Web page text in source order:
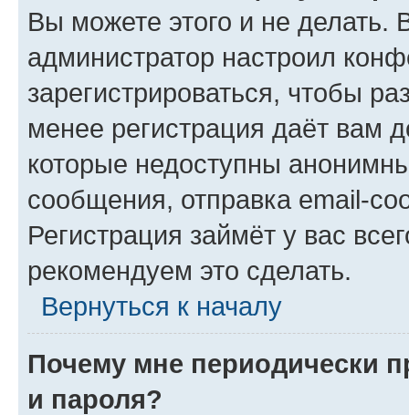
Вы можете этого и не делать.
администратор настроил
зарегистрироваться, чтобы
менее регистрация даёт вам
которые недоступны
сообщения, отправка email-
Регистрация займёт у вас
рекомендуем это сделать.
Вернуться к началу
Почему мне периодически
и пароля?